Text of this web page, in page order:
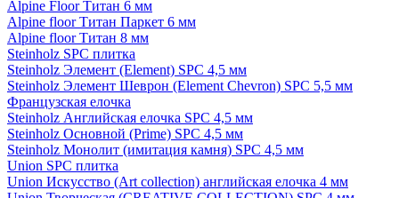
Alpine Floor Титан 6 мм
Alpine floor Титан Паркет 6 мм
Alpine floor Титан 8 мм
Steinholz SPC плитка
Steinholz Элемент (Element) SPC 4,5 мм
Steinholz Элемент Шеврон (Element Chevron) SPC 5,5 мм
Французская елочка
Steinholz Английская елочка SPC 4,5 мм
Steinholz Основной (Prime) SPC 4,5 мм
Steinholz Монолит (имитация камня) SPC 4,5 мм
Union SPC плитка
Union Искусство (Art collection) английская елочка 4 мм